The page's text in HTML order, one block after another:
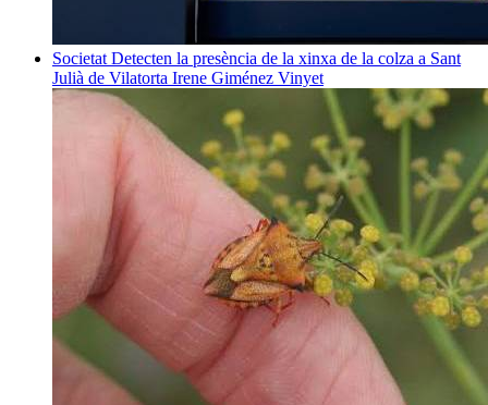
Societat Detecten la presència de la xinxa de la colza a Sant
Julià de Vilatorta Irene Giménez Vinyet